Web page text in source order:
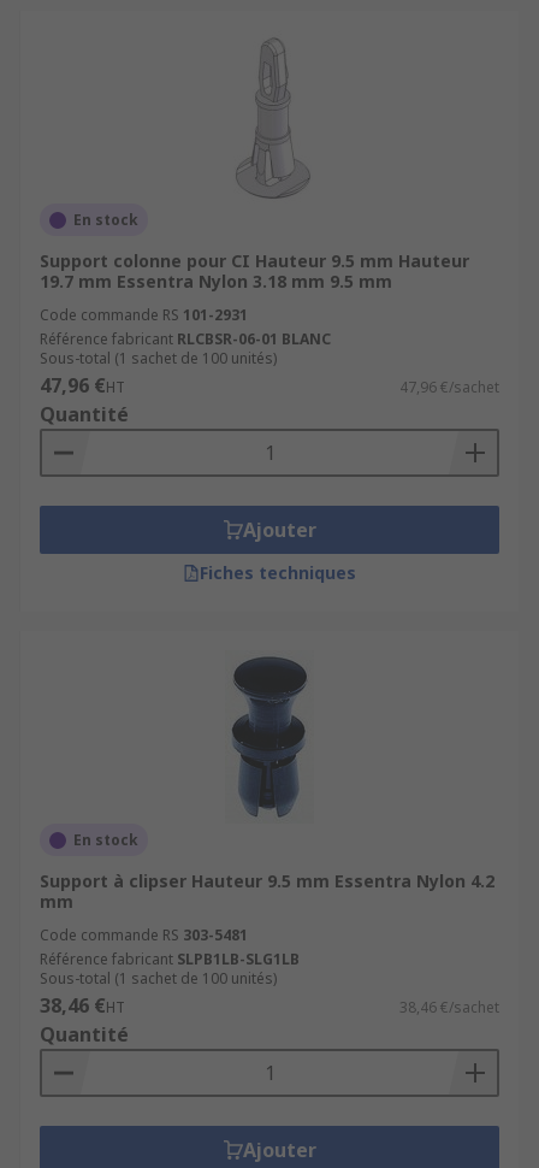
En stock
Support colonne pour CI Hauteur 9.5 mm Hauteur
19.7 mm Essentra Nylon 3.18 mm 9.5 mm
Code commande RS 101-2931
Référence fabricant RLCBSR-06-01 BLANC
Sous-total (1 sachet de 100 unités)
47,96 €HT 47,96 €/sachet
Quantité
Ajouter
Fiches techniques
En stock
Support à clipser Hauteur 9.5 mm Essentra Nylon 4.2
mm
Code commande RS 303-5481
Référence fabricant SLPB1LB-SLG1LB
Sous-total (1 sachet de 100 unités)
38,46 €HT 38,46 €/sachet
Quantité
Ajouter